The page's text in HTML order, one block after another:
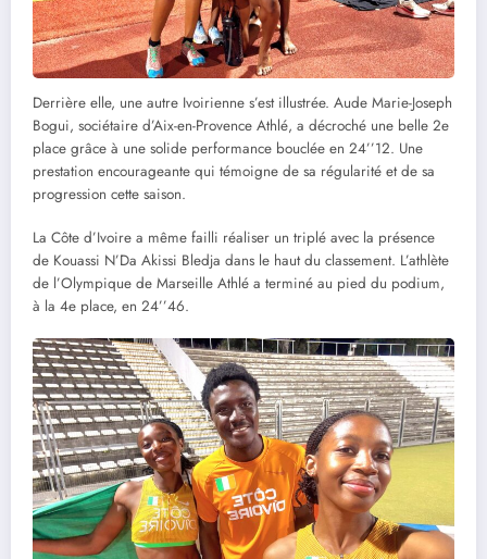
Derrière elle, une autre Ivoirienne s’est illustrée. Aude Marie-Joseph
Bogui, sociétaire d’Aix-en-Provence Athlé, a décroché une belle 2e
place grâce à une solide performance bouclée en 24’’12. Une
prestation encourageante qui témoigne de sa régularité et de sa
progression cette saison.
La Côte d’Ivoire a même failli réaliser un triplé avec la présence
de Kouassi N’Da Akissi Bledja dans le haut du classement. L’athlète
de l’Olympique de Marseille Athlé a terminé au pied du podium,
à la 4e place, en 24’’46.